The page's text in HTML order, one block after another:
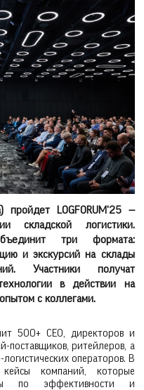
LOGFORUM'25 —
складской логистики.
три формата:
и экскурсий на склады
Участники получат
в действии на
с коллегами.
500+ CEO, директоров и
поставщиков, ритейлеров, а
операторов. В
компаний, которые
по эффективности и